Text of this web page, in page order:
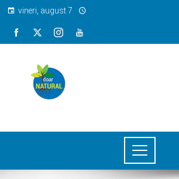
vineri, august 7